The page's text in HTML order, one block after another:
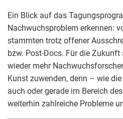
Ein Blick auf das
Nachwuchsproblem erkennen:
stammten trotz offener
bzw. Post-Docs. Für die
wieder mehr
Kunst zuwenden, denn – wie
auch oder gerade im Bereich
weiterhin zahlreiche Probleme